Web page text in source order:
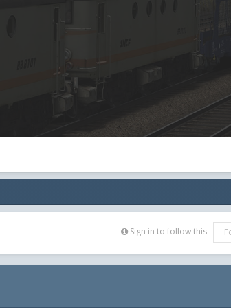
Sign in to follow this